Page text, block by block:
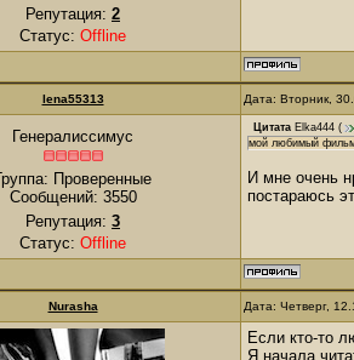
Репутация: 2
Статус: Offline
lena55313 Дата: Вторник,
Генералиссимус
Проверенные
Сообщений: 3550
Репутация: 3
Статус: Offline
Цитата Elka444 (
мой любимый фильм
И мне очень
постараюсь
Nurаsha Дата: Четверг,
Если кто-то
Я начала